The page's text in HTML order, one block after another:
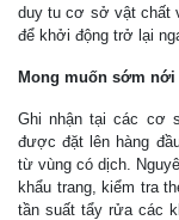
duy tu cơ sở vật chất
để khởi động trở lại
Mong muốn sớm
Ghi nhận tại các cơ
được đặt lên hàng
từ vùng có dịch.
khẩu trang, kiểm tra
tần suất tẩy rửa các